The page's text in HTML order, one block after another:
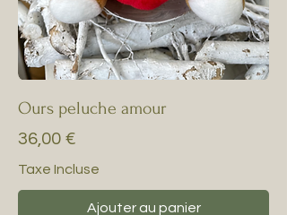
Ours peluche amour
Prix
36,00 €
Taxe Incluse
Ajouter au panier